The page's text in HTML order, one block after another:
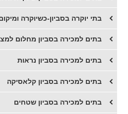
בתי יוקרה בסביון-כשיוקרה
​בתים למכירה בסביון מחלום
​בתים למכירה בסביון נראות
​בתים למכירה בסביון קלאסיקה
​בתים למכירה בסביון שטחים